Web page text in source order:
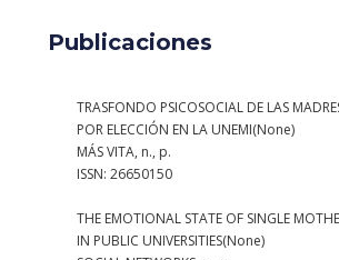
Publicaciones